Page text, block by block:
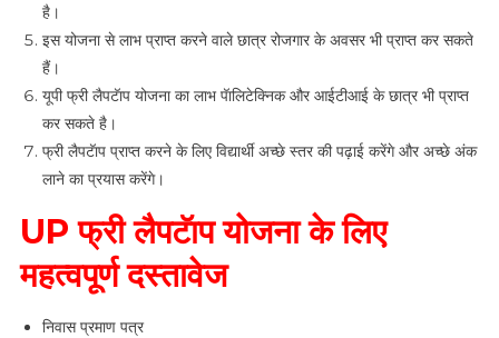
है।
इस योजना से लाभ प्राप्त करने वाले छात्र रोजगार के अवसर भी प्राप्त कर सकते
हैं।
यूपी फ्री लैपटॅाप योजना का लाभ पॅालिटेक्निक और आईटीआई के छात्र भी प्राप्त
कर सकते है।
फ्री लैपटॅाप प्राप्त करने के लिए विद्यार्थी अच्छे स्तर की पढ़ाई करेंगे और अच्छे अंक
लाने का प्रयास करेंगे।
UP फ्री लैपटॅाप योजना के लिए
महत्वपूर्ण दस्तावेज
निवास प्रमाण पत्र